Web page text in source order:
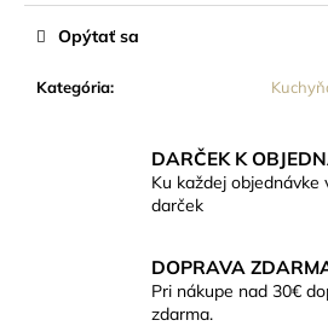
Kategória:
Opýtať sa
DARČEK K
Ku každej objednávke
darček
DOPRAVA
Pri nákupe nad 30€
zdarma.
ZO
SÓJOVÉHO
20G
(BEZOBALOVÁ)